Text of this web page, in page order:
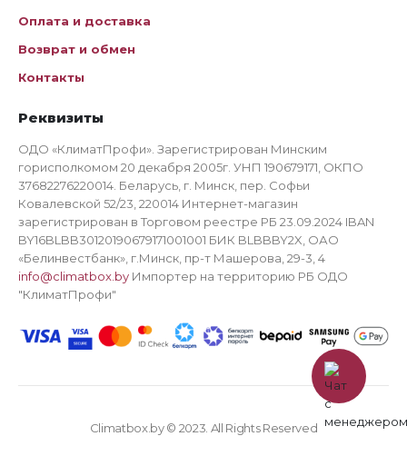
Оплата и доставка
Возврат и обмен
Контакты
Реквизиты
ОДО «КлиматПрофи». Зарегистрирован Минским
горисполкомом 20 декабря 2005г. УНП 190679171, ОКПО
37682276220014. Беларусь, г. Минск, пер. Софьи
Ковалевской 52/23, 220014 Интернет-магазин
зарегистрирован в Торговом реестре РБ 23.09.2024 IBAN
BY16BLBB30120190679171001001 БИК BLBBBY2X, ОАО
«Белинвестбанк», г.Минск, пр-т Машерова, 29-3, 4
info@climatbox.by Импортер на территорию РБ ОДО
"КлиматПрофи"
Climatbox.by © 2023. All Rights Reserved